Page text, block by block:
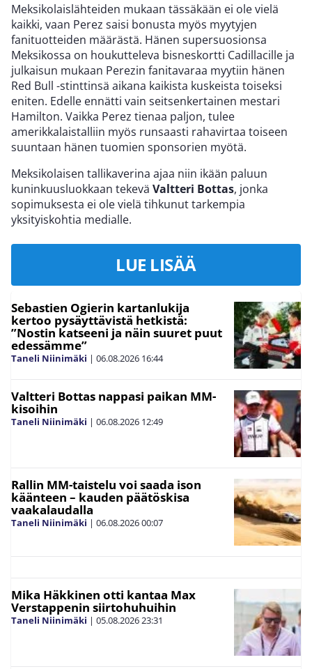
Meksikolaislähteiden mukaan tässäkään ei ole vielä
kaikki, vaan Perez saisi bonusta myös myytyjen
fanituotteiden määrästä. Hänen supersuosionsa
Meksikossa on houkutteleva bisneskortti Cadillacille ja
julkaisun mukaan Perezin fanitavaraa myytiin hänen
Red Bull -stinttinsä aikana kaikista kuskeista toiseksi
eniten. Edelle ennätti vain seitsenkertainen mestari
Hamilton. Vaikka Perez tienaa paljon, tulee
amerikkalaistalliin myös runsaasti rahavirtaa toiseen
suuntaan hänen tuomien sponsorien myötä.
Meksikolaisen tallikaverina ajaa niin ikään paluun
kuninkuusluokkaan tekevä Valtteri Bottas, jonka
sopimuksesta ei ole vielä tihkunut tarkempia
yksityiskohtia medialle.
LUE LISÄÄ
Sebastien Ogierin kartanlukija
kertoo pysäyttävistä hetkistä:
”Nostin katseeni ja näin suuret puut
edessämme”
Taneli Niinimäki | 06.08.2026 16:44
Valtteri Bottas nappasi paikan MM-
kisoihin
Taneli Niinimäki | 06.08.2026 12:49
Rallin MM-taistelu voi saada ison
käänteen – kauden päätöskisa
vaakalaudalla
Taneli Niinimäki | 06.08.202600:07
Mika Häkkinen otti kantaa Max
Verstappenin siirtohuhuihin
Taneli Niinimäki | 05.08.202623:31